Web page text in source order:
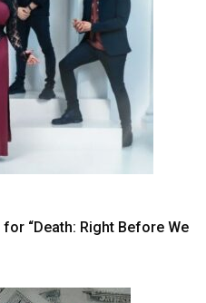
for “Death: Right Before We